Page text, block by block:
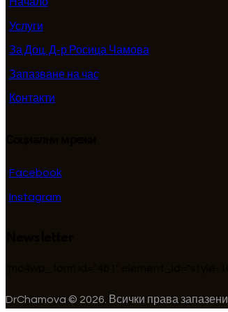
Услуги
За Доц. Д-р Росица Чамова
Запазване на час
Контакти
Facebook
Instagram
DrChamova © 2026. Всички права запазени.